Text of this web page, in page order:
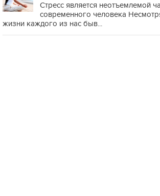
Стресс является неотъемлемой
современного человека
жизни каждого из нас быв...